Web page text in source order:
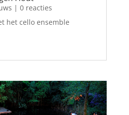
| 0 reacties
het cello ensemble